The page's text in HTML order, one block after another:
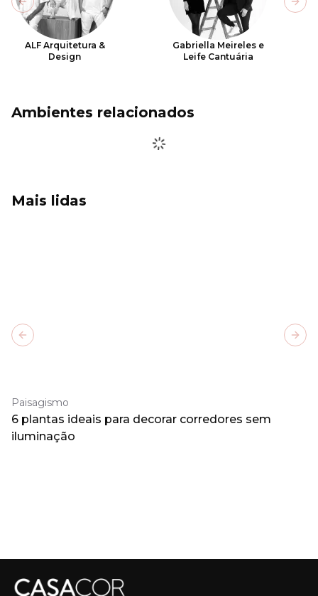
ALF Arquitetura &
Design
Gabriella Meireles e
Leife Cantuária
Previous slide
Ambientes relacionados
Mais lidas
Paisagismo
6 plantas ideais para decorar corredores sem
iluminação
Previous slide